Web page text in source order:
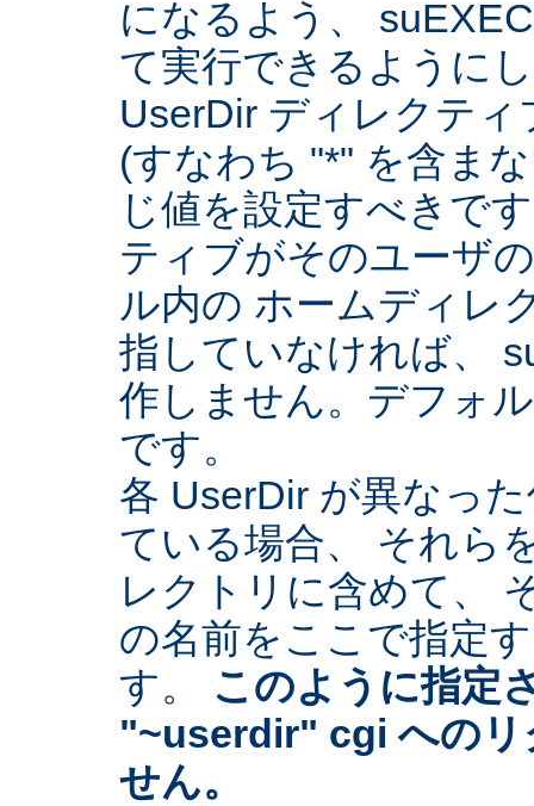
になるよう、
て実行できるように
UserDir ディレクテ
(すなわち "*" を含ま
じ値を設定すべきで
ティブがそのユーザ
ル内の ホームディレ
指していなければ、
作しません。デフォ
です。
各 UserDir が異なっ
ている場合、 それら
レクトリに含めて、
の名前をここで指定
す。 このように指定
"~userdir" cgi へのリ
せん。